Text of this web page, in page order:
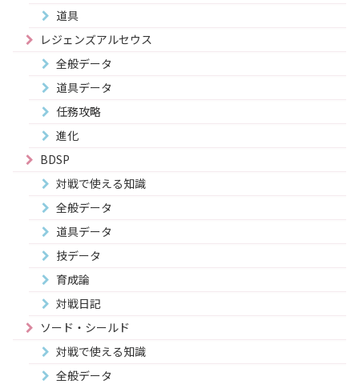
道具
レジェンズアルセウス
全般データ
道具データ
任務攻略
進化
BDSP
対戦で使える知識
全般データ
道具データ
技データ
育成論
対戦日記
ソード・シールド
対戦で使える知識
全般データ